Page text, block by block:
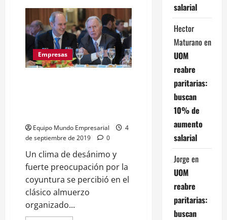
Alberto
Fernández:
“Cambiamos
la
lógica
de
la
especulación
por
Empresas
Equipo Mundo Empresarial
4
de septiembre de 2019
0
Un clima de desánimo y
fuerte preocupación por la
coyuntura se percibió en el
clásico almuerzo
organizado...
salarial
Hector
Maturano en
UOM
reabre
paritarias:
buscan
10% de
aumento
salarial
Jorge en
UOM
reabre
paritarias:
buscan